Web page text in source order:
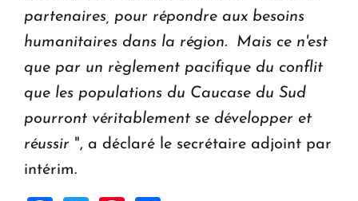
partenaires, pour répondre aux besoins
humanitaires dans la région. Mais ce n'est
que par un règlement pacifique du conflit
que les populations du Caucase du Sud
pourront véritablement se développer et
réussir ", a déclaré le secrétaire adjoint par
intérim.